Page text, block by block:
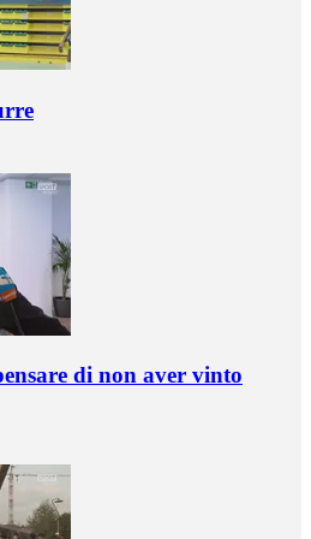
di non aver vinto